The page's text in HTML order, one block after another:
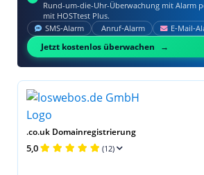
Rund-um-die-Uhr-Überwachung mit Alarm
mit HOSTtest Plus.
SMS‑Alarm Anruf‑Alarm
Jetzt kostenlos überwachen
.co.uk Domainregistrierung
5,0 (12)